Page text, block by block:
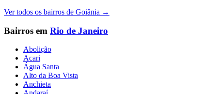
Ver todos os bairros de Goiânia →
Bairros em Rio de Janeiro
Abolição
Acari
Água Santa
Alto da Boa Vista
Anchieta